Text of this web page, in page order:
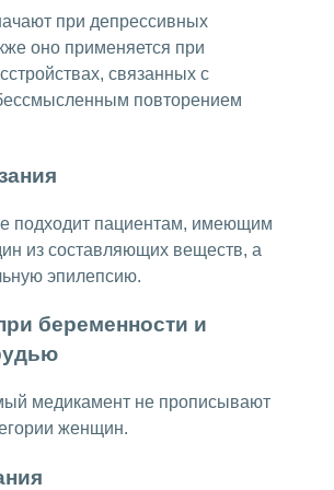
при депрессивных
оно применяется при
связанных с
повторением
подходит пациентам, имеющим
из составляющих веществ, а
эпилепсию.
беременности и
медикамент не прописывают
женщин.